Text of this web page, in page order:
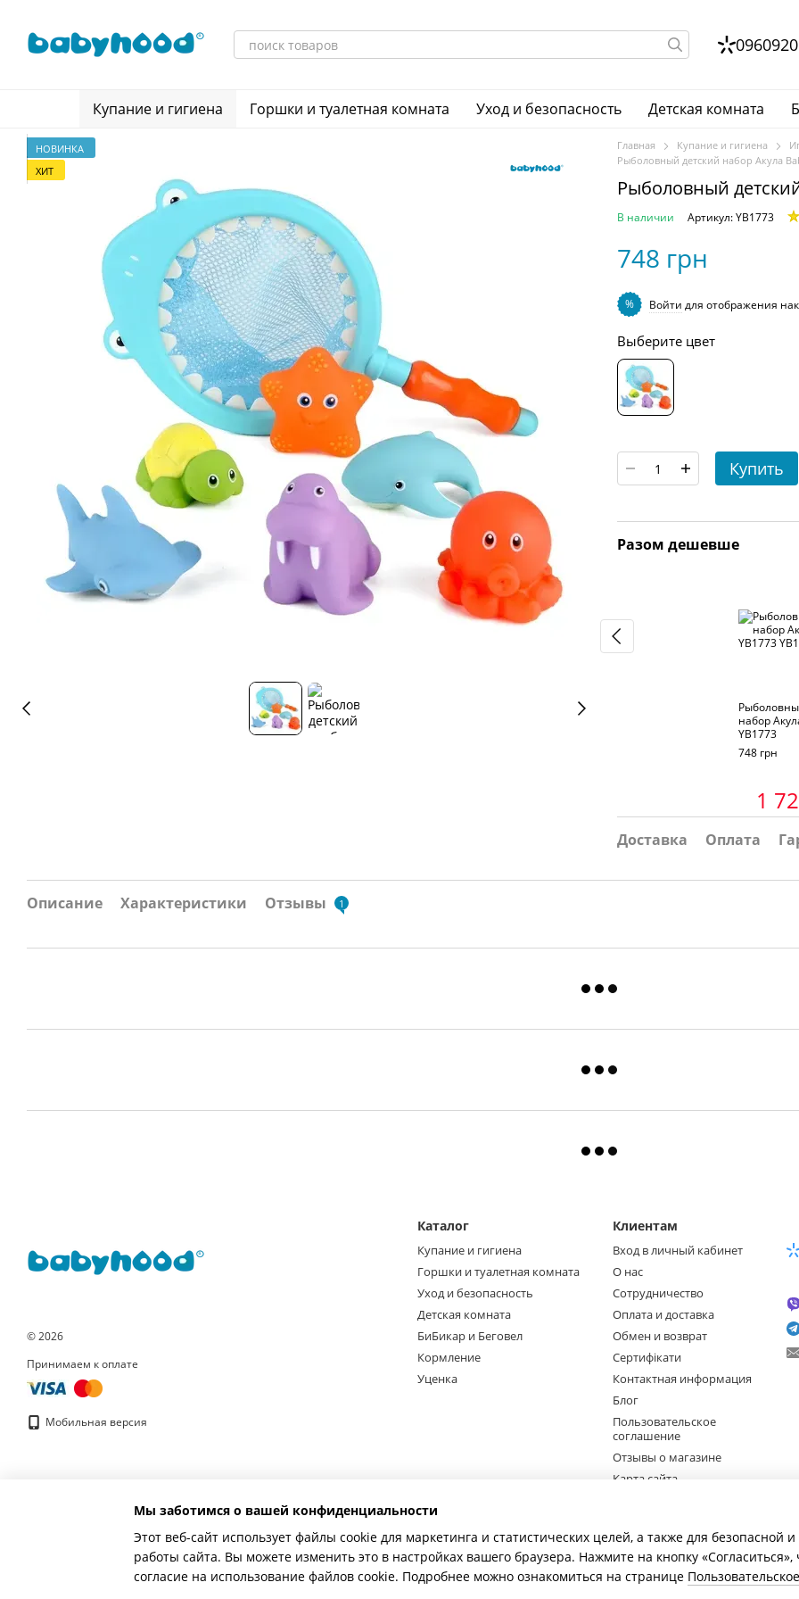
Купание и гигиена Горшки и туалетная комната Уход и безопасность Детская комната
НОВИНКА
ХИТ
Главная Купание и гигиена
Рыболовный детский набор Акула
Рыболовный
В наличии Артикул: YB1773
748 грн
% Войти для отображения
Выберите цвет
Купить
Разом дешевше
набор
YB1773
748 грн
1
Доставка Оплата
Описание Характеристики Отзывы 1
© 2026
Принимаем к оплате
Мобильная версия
Каталог
Купание и гигиена
Горшки и туалетная комната
Уход и безопасность
Детская комната
БиБикар и Беговел
Кормление
Уценка
Клиентам
Вход в личный кабинет
О нас
Сотрудничество
Оплата и доставка
Обмен и возврат
Сертифікати
Контактная информация
Блог
Пользовательское
соглашение
Отзывы о магазине
Карта сайта
Мы заботимся о вашей конфиденциальности
Этот веб-сайт использует файлы cookie для маркетинга и статистических целей, а также для безопасной
работы сайта. Вы можете изменить это в настройках вашего браузера. Нажмите на кнопку «Согласиться»,
согласие на использование файлов cookie. Подробнее можно ознакомиться на странице